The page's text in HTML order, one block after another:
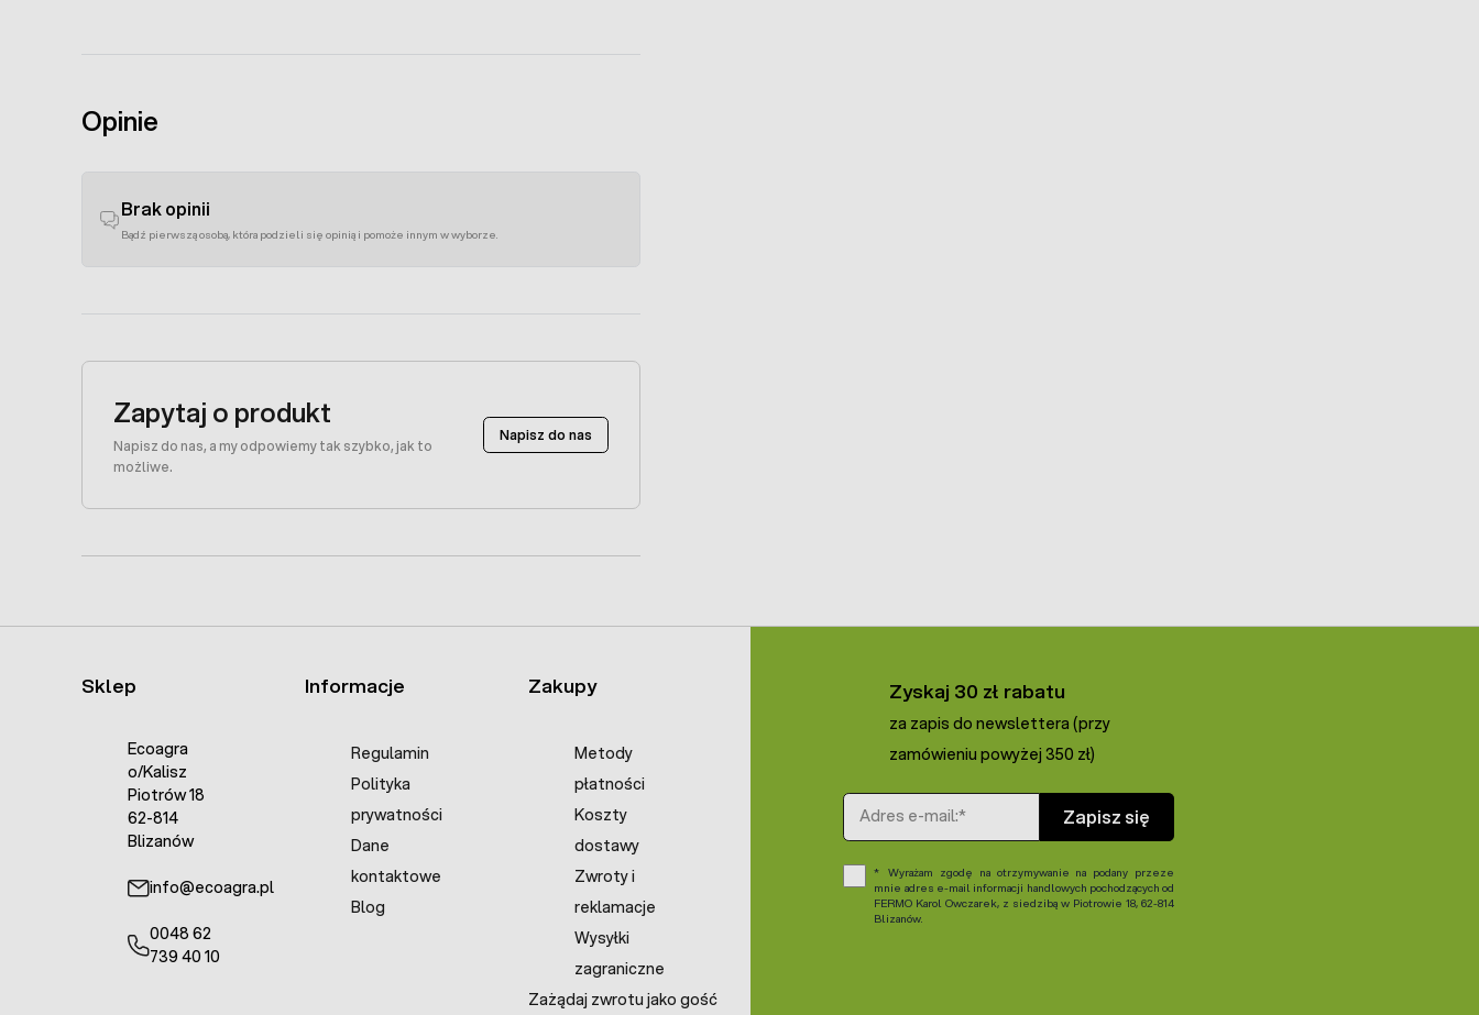
Opinie
Brak opinii
Bądź pierwszą osobą, która podzieli się opinią i pomoże innym w wyborze.
Zapytaj o produkt
Napisz do nas, a my odpowiemy tak szybko, jak to
możliwe.
Napisz do nas
Sklep
Ecoagra
o/Kalisz
Piotrów 18
62-814
Blizanów
info@ecoagra.pl
0048 62
739 40 10
Informacje
Regulamin
Polityka
prywatności
Dane
kontaktowe
Blog
Zakupy
Metody
płatności
Koszty
dostawy
Zwroty i
reklamacje
Wysyłki
zagraniczne
Zażądaj zwrotu jako gość
Zyskaj 30 zł rabatu
za zapis do newslettera (przy
zamówieniu powyżej 350 zł)
Adres e-mail
Zapisz się
Wyrażam zgodę na otrzymywanie na podany przeze
mnie adres e-mail informacji handlowych pochodzących od
FERMO Karol Owczarek, z siedzibą w Piotrowie 18, 62-814
Blizanów.